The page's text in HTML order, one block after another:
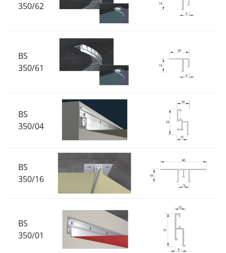
350/62
BS
350/61
BS
350/04
BS
350/16
BS
350/01